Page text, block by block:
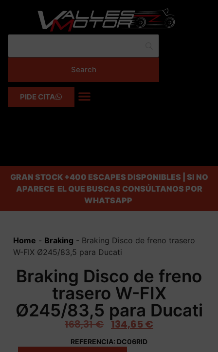
PIDE CITA
GRAN STOCK+400 ESCAPES DISPONIBLES | SI NO
APARECE EL QUE BUSCAS CONSÚLTANOS POR
WHATSAPP
Home - Braking - Braking Disco de freno trasero
W-FIX Ø245/83,5 para Ducati
Braking Disco de freno
trasero W-FIX
Ø245/83,5 para Ducati
168,31€ 134,65 €
REFERENCIA: DC06RID